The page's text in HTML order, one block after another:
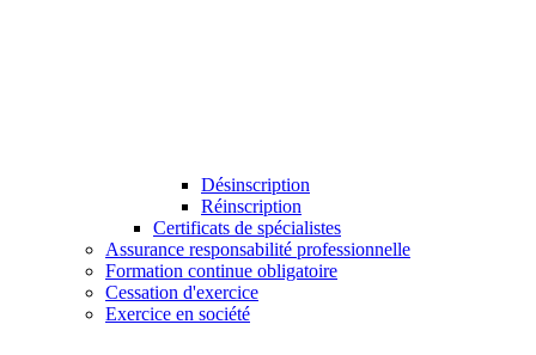
Désinscription
Réinscription
Certificats de spécialistes
Assurance responsabilité professionnelle
Formation continue obligatoire
Cessation d'exercice
Exercice en société